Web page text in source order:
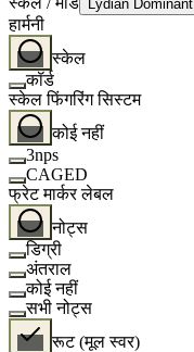
Lydian Dominant
हार्मनी
स्केल
कॉर्ड
स्केल फिंगरिंग सिस्टम
कोई नहीं
3nps
CAGED
फ्रेट मार्कर लेबल
नोट्स
डिग्री
अंतराल
कोई नहीं
सभी नोट्स
रूट (मूल स्वर)